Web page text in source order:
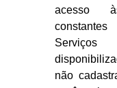
acesso
não